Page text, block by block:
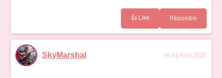
👍 Like Répondre
SkyMarshal le 01 Avril 2025